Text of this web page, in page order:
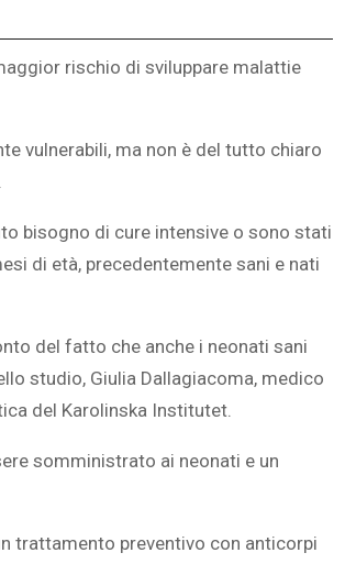
rischio di sviluppare malattie
vulnerabili, ma non è del tutto chiaro
bisogno di cure intensive o sono stati
di età, precedentemente sani e nati
del fatto che anche i neonati sani
studio, Giulia Dallagiacoma, medico
del Karolinska Institutet.
somministrato ai neonati e un
trattamento preventivo con anticorpi
INFANTILE ASSOCIATI AD